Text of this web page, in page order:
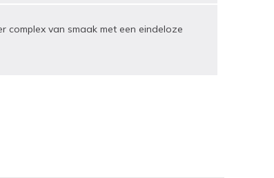
complex van smaak met een eindeloze